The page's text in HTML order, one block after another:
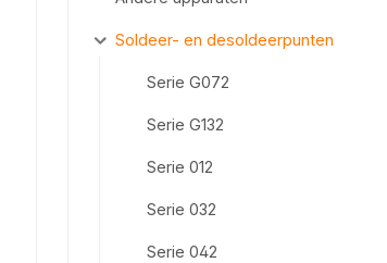
Soldeer- en desoldeerpunten
Serie G072
Serie G132
Serie 012
Serie 032
Serie 042